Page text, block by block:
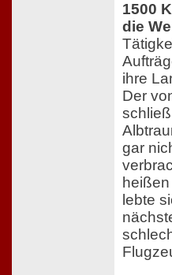
1500
die
ihre
Der
gar
lebte